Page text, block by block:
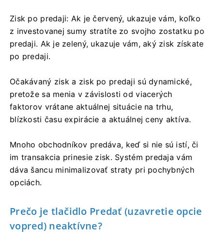
Zisk po predaji: Ak je červený, ukazuje vám, koľko
z investovanej sumy stratíte zo svojho zostatku po
predaji. Ak je zelený, ukazuje vám, aký zisk získate
po predaji.
Očakávaný zisk a zisk po predaji sú dynamické,
pretože sa menia v závislosti od viacerých
faktorov vrátane aktuálnej situácie na trhu,
blízkosti času expirácie a aktuálnej ceny aktíva.
Mnoho obchodníkov predáva, keď si nie sú istí, či
im transakcia prinesie zisk. Systém predaja vám
dáva šancu minimalizovať straty pri pochybných
opciách.
Prečo je tlačidlo Predať (uzavretie opcie
vopred) neaktívne?